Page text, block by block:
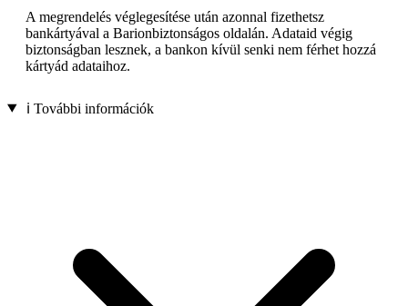
A megrendelés véglegesítése után azonnal fizethetsz
bankártyával a Barionbiztonságos oldalán. Adataid végig
biztonságban lesznek, a bankon kívül senki nem férhet hozzá
kártyád adataihoz.
ℹ️ További információk